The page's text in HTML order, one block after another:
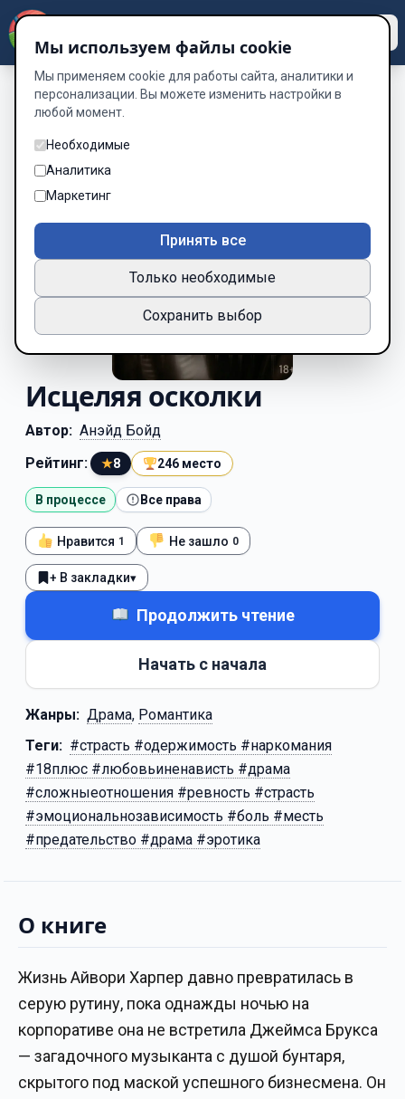
Исцеляя осколки
Автор: Анэйд Бойд
Рейтинг:
★8 246 место
В процессе Все права
Нравится 1 Не зашло 0
+ В закладки▾
Продолжить чтение
Начать с начала
Жанры: Драма, Романтика
Теги: #страсть #одержимость #наркомания
#18плюс #любовьиненависть #драма
#сложныеотношения #ревность #страсть
#эмоциональнозависимость #боль #месть
#предательство #драма #эротика
О книге
Жизнь Айвори Харпер давно превратилась в
серую рутину, пока однажды ночью на
корпоративе она не встретила Джеймса Брукса
— загадочного музыканта с душой бунтаря,
скрытого под маской успешного бизнесмена. Он
Мы используем файлы cookie
Мы применяем cookie для работы сайта, аналитики и
персонализации. Вы можете изменить настройки в
любой момент.
Необходимые
Аналитика
Маркетинг
Принять все
Только необходимые
Сохранить выбор